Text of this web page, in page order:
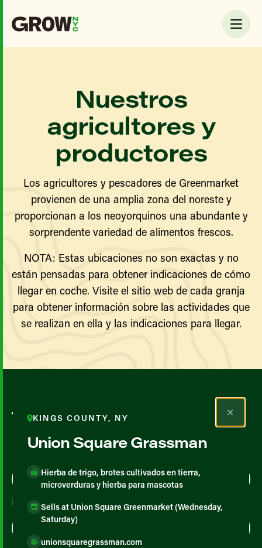
Nuestros
agricultores y
productores
Los agricultores y pescadores de Greenmarket
provienen de una amplia zona del noreste y
proporcionan a los neoyorquinos una abundante y
sorprendente variedad de alimentos frescos.
NOTA: Estas ubicaciones no son exactas y no
están pensadas para obtener indicaciones de cómo
llegar en coche. Visite el sitio web de cada granja
para obtener información sobre las actividades que
se realizan en ella y las indicaciones para llegar.
Todos los agricultores y
productores
Map View List View
KINGS COUNTY, NY
Union Square Grassman
Hierba de trigo, brotes cultivados en tierra,
microverduras y hierba para mascotas
Sells at Union Square Greenmarket (Wednesday,
Saturday)
unionsquaregrassman.com